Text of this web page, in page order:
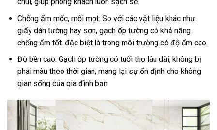
Chống ẩm mốc, mối mọt: So với các vật liệu khác như
giấy dán tường hay sơn, gạch ốp tường có khả năng
chống ẩm tốt, đặc biệt là trong môi trường có độ ẩm cao.
Độ bền cao: Gạch ốp tường có tuổi thọ lâu dài, không bị
phai màu theo thời gian, mang lại sự ổn định cho không
gian sống của gia đình bạn.